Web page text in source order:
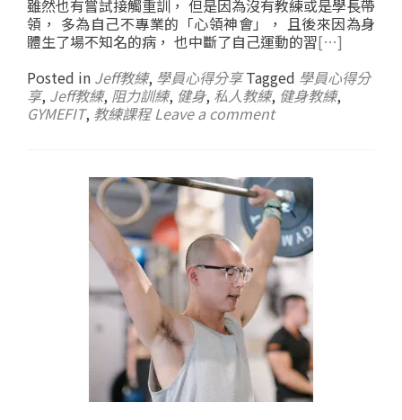
雖然也有嘗試接觸重訓， 但是因為沒有教練或是學長帶
領， 多為自己不專業的「心領神會」， 且後來因為身
體生了場不知名的病， 也中斷了自己運動的習[…]
Posted in Jeff教練, 學員心得分享 Tagged 學員心得分
享, Jeff教練, 阻力訓練, 健身, 私人教練, 健身教練,
GYMEFIT, 教練課程 Leave a comment